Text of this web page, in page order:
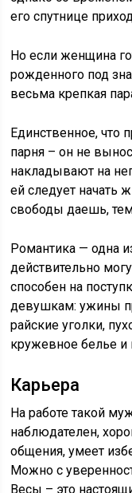
его спутнице
Но если женщина
рожденного под
весьма крепкая
Единственное, что
парня – он не
накладывают на
ей следует начать
свободы даешь,
Романтика — одна
действительно
способен на
девушкам: ужины
райские уголки,
кружевное белье и
Карьера
На работе такой
наблюдателен,
общения, умеет
Можно с
Весы – это